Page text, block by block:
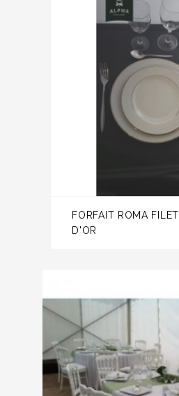
FORFAIT ROMA FILET
D'OR